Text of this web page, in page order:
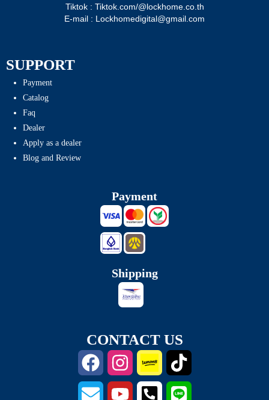
Tiktok : Tiktok.com/@lockhome.co.th
E-mail : Lockhomedigital@gmail.com
SUPPORT
Payment
Catalog
Faq
Dealer
Apply as a dealer
Blog and Review
Payment
Shipping
CONTACT US